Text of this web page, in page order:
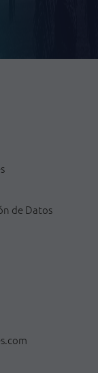
de Datos